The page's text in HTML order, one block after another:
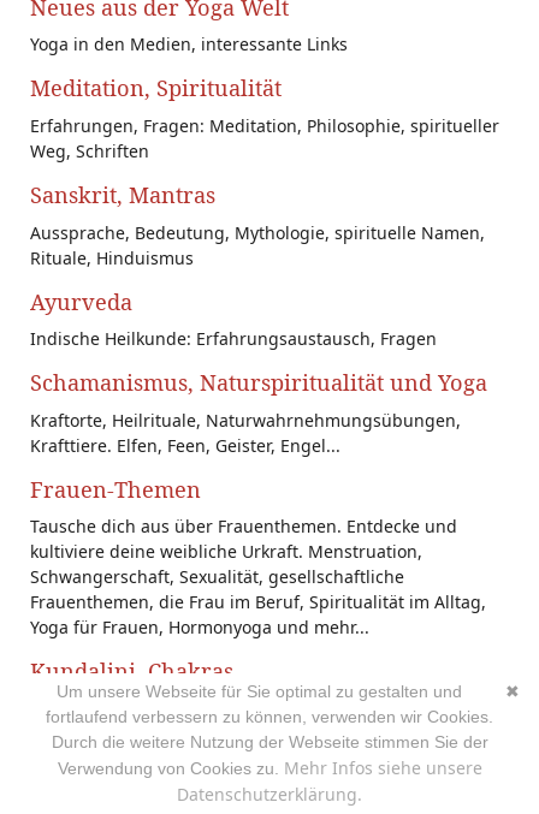
Neues aus der Yoga Welt
Yoga in den Medien, interessante Links
Meditation, Spiritualität
Erfahrungen, Fragen: Meditation, Philosophie, spiritueller
Weg, Schriften
Sanskrit, Mantras
Aussprache, Bedeutung, Mythologie, spirituelle Namen,
Rituale, Hinduismus
Ayurveda
Indische Heilkunde: Erfahrungsaustausch, Fragen
Schamanismus, Naturspiritualität und Yoga
Kraftorte, Heilrituale, Naturwahrnehmungsübungen,
Krafttiere. Elfen, Feen, Geister, Engel...
Frauen-Themen
Tausche dich aus über Frauenthemen. Entdecke und
kultiviere deine weibliche Urkraft. Menstruation,
Schwangerschaft, Sexualität, gesellschaftliche
Frauenthemen, die Frau im Beruf, Spiritualität im Alltag,
Yoga für Frauen, Hormonyoga und mehr...
Kundalini, Chakras
Erfahrungen und Fragen zu Prana, Energie-, und
Astralerfahrungen...
Yoga Psychologie und Psychologische
✖
Um unsere Webseite für Sie optimal zu gestalten und
fortlaufend verbessern zu können, verwenden wir Cookies.
Durch die weitere Nutzung der Webseite stimmen Sie der
Verwendung von Cookies zu. Mehr Infos siehe unsere
Datenschutzerklärung.